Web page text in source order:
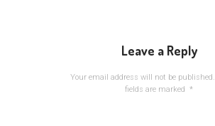
Leave a Reply
Your email address will not be published.
fields are marked *